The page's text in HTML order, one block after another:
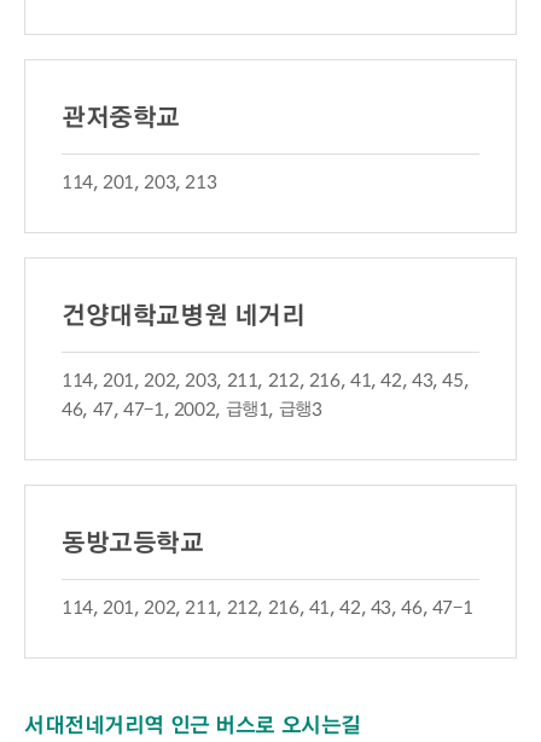
관저중학교
114, 201, 203, 213
건양대학교병원 네거리
114, 201, 202, 203, 211, 212, 216, 41, 42, 43, 45,
46, 47, 47-1, 2002, 급행1, 급행3
동방고등학교
114, 201, 202, 211, 212, 216, 41, 42, 43, 46, 47-1
서대전네거리역 인근 버스로 오시는길